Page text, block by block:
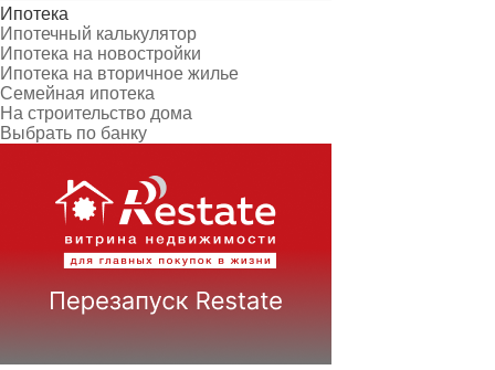
Ипотека
Ипотечный калькулятор
Ипотека на новостройки
Ипотека на вторичное жилье
Семейная ипотека
На строительство дома
Выбрать по банку